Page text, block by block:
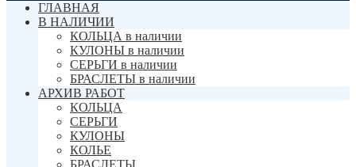
ГЛАВНАЯ
В НАЛИЧИИ
КОЛЬЦА в наличии
КУЛОНЫ в наличии
СЕРЬГИ в наличии
БРАСЛЕТЫ в наличии
АРХИВ РАБОТ
КОЛЬЦА
СЕРЬГИ
КУЛОНЫ
КОЛЬЕ
БРАСЛЕТЫ